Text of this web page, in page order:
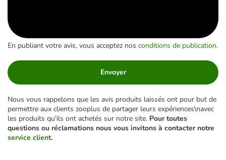
En publiant votre avis, vous acceptez nos conditions de publication.
Envoyer
Nous vous rappelons que les avis produits laissés ont pour but de
permettre aux clients zooplus de partager leurs expériences\navec
les produits qu'ils ont achetés sur notre site. Pour toutes
questions ou réclamations nous vous invitons à contacter notre
service client.